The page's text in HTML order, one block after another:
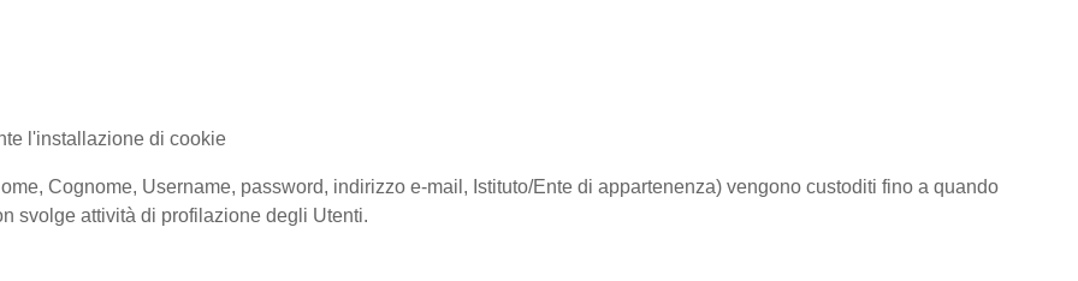
l'installazione di cookie
Cognome, Username, password, indirizzo e-mail, Istituto/Ente di appartenenza) vengono custoditi fino a quando
svolge attività di profilazione degli Utenti.